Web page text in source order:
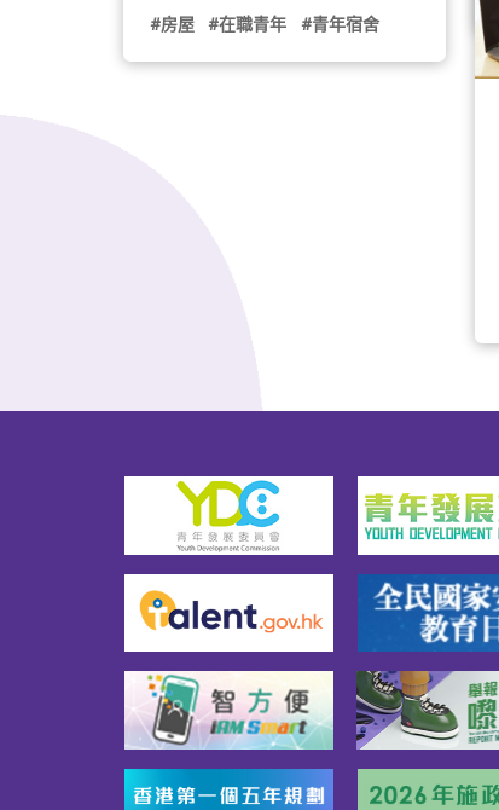
間轉作青年宿舍用途。「東
華‧南昌匯」位於深水埗通州
街280號，由東華三院與香港小
發展、培養身心素養以及建立
亦可擴闊個人及社交網絡，以
至回饋社會。基本申請資格- 申
請人必須為香港永久性居民，
並於申請當日必須年滿18歲但
未滿31歲- 必須為在職人士（全
職／兼職／自僱均可）- 一人申
請者的收入水平，不得超過港
幣$29,200，而二人申請者的收
入水平，不得超過港幣$58,400-
一人申請者和二人申請者的總
資產淨值分別不得超過港幣
$404,000及港幣$808,000- 不得
#房屋 #在職青年 #青年宿舍